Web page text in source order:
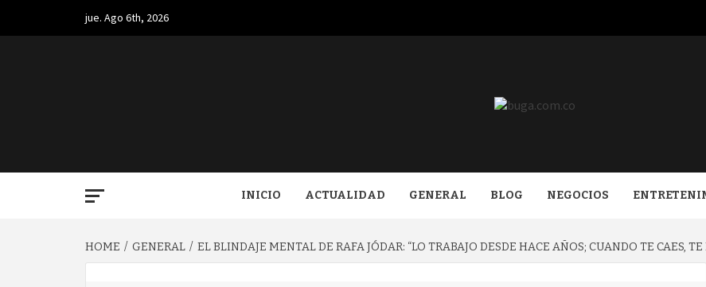
content
jue. Ago 6th, 2026
BUGA.COM.CO
INICIO ACTUALIDAD GENERAL BLOG NEGOCIOS
HOME GENERAL EL BLINDAJE MENTAL DE RAFA JÓDAR: “LO TRABAJO DESDE HACE AÑOS; CUANDO TE CAES, TE